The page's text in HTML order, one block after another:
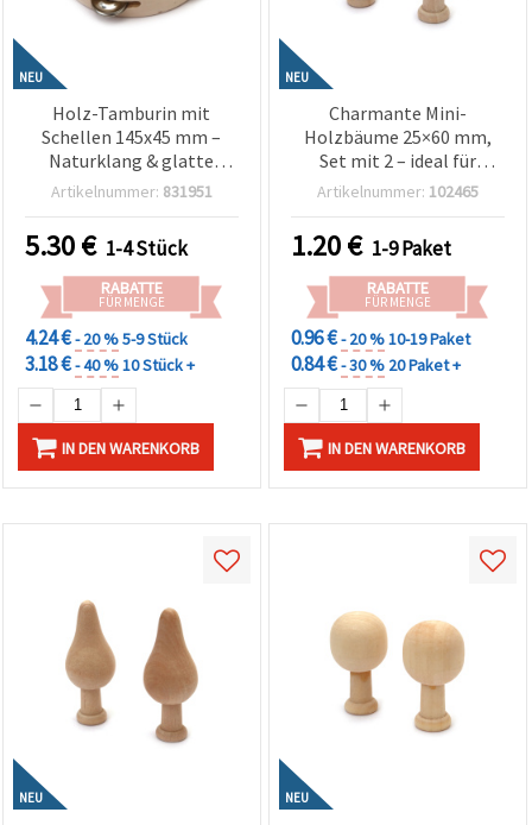
NEU
Holz-Tamburin mit
Schellen 145x45 mm –
Naturklang & glatte
Oberfläche für Basteln
Artikelnummer: 831951
5.30€ 1-4 Stück
RABATTE
FÜR MENGE
4.24 €- 20 %5-9 Stück
3.18 €- 40 %10 Stück +
IN DEN WARENKORB
NEU
Charmante Mini-
Holzbäume 25×60 mm,
Set mit 2 – ideal für
Basteln, Dekoration &
Artikelnummer: 102465
1.20€ 1-9 Paket
RABATTE
FÜR MENGE
0.96 €- 20 %10-19 Paket
0.84 €- 30 % 20 Paket +
IN DEN WARENKORB
NEU NEU